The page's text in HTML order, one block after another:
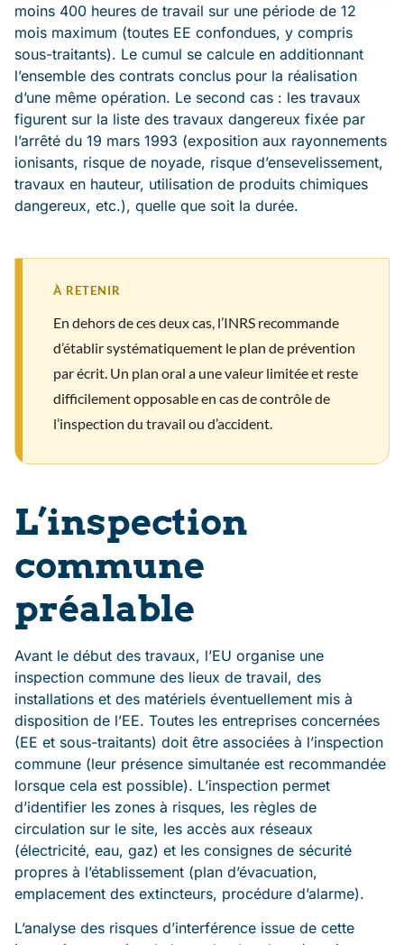
moins 400 heures de travail sur une période de 12
mois maximum (toutes EE confondues, y compris
sous-traitants). Le cumul se calcule en additionnant
l’ensemble des contrats conclus pour la réalisation
d’une même opération. Le second cas : les travaux
figurent sur la liste des travaux dangereux fixée par
l’arrêté du 19 mars 1993 (exposition aux rayonnements
ionisants, risque de noyade, risque d’ensevelissement,
travaux en hauteur, utilisation de produits chimiques
dangereux, etc.), quelle que soit la durée.
À RETENIR
En dehors de ces deux cas, l’INRS recommande
d’établir systématiquement le plan de prévention
par écrit. Un plan oral a une valeur limitée et reste
difficilement opposable en cas de contrôle de
l’inspection du travail ou d’accident.
L’inspection
commune
préalable
Avant le début des travaux, l’EU organise une
inspection commune des lieux de travail, des
installations et des matériels éventuellement mis à
disposition de l’EE. Toutes les entreprises concernées
(EE et sous-traitants) doit être associées à l’inspection
commune (leur présence simultanée est recommandée
lorsque cela est possible). L’inspection permet
d’identifier les zones à risques, les règles de
circulation sur le site, les accès aux réseaux
(électricité, eau, gaz) et les consignes de sécurité
propres à l’établissement (plan d’évacuation,
emplacement des extincteurs, procédure d’alarme).
L’analyse des risques d’interférence issue de cette